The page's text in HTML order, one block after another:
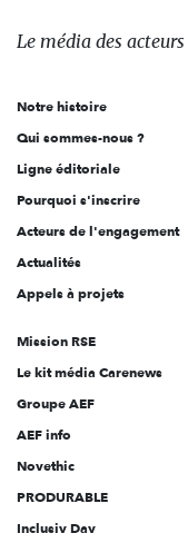
des
l'engagement
Le média des acteurs
Notre histoire
Qui sommes-nous ?
Ligne éditoriale
Pourquoi s'inscrire
Acteurs de l'engagement
Actualités
Appels à projets
Mission RSE
Le kit média Carenews
Groupe AEF
AEF info
Novethic
PRODURABLE
Inclusiv Day